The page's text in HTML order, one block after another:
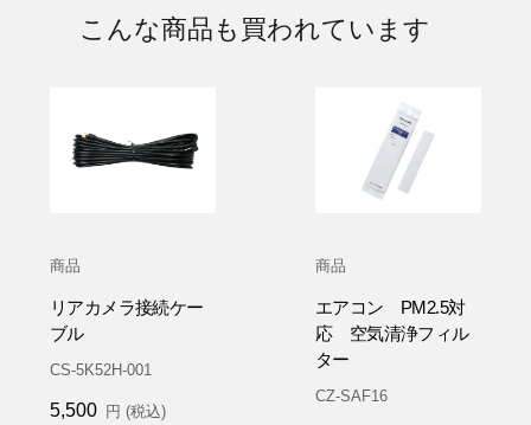
こんな商品も買われています
商品
リアカメラ接続ケー
ブル
CS-5K52H-001
5,500 円 (税込)
商品
エアコン PM2.5対
応 空気清浄フィル
ター
CZ-SAF16